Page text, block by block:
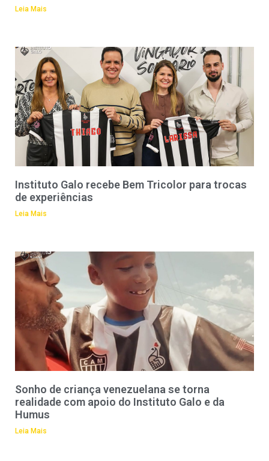
Leia Mais
Instituto Galo recebe Bem Tricolor para trocas
de experiências
Leia Mais
Sonho de criança venezuelana se torna
realidade com apoio do Instituto Galo e da
Humus
Leia Mais